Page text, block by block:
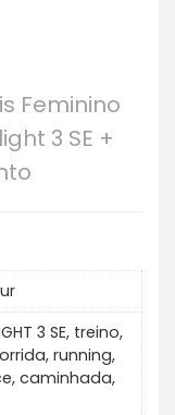
Feminino
3 SE +
3 SE, treino,
running,
caminhada,